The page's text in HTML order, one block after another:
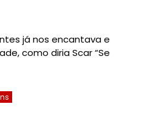
já nos encantava e
como diria Scar “Se